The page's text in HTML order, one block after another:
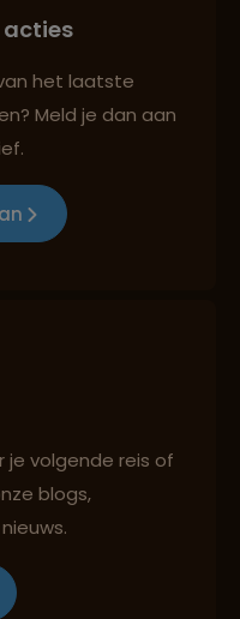
cultuur en milieu
vrijheid
het laatste
Meld je dan aan
je volgende reis of
blogs,